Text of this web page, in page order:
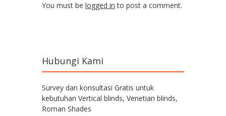
You must be logged in to post a comment.
Hubungi Kami
Survey dan konsultasi Gratis untuk
kebutuhan Vertical blinds, Venetian blinds,
Roman Shades